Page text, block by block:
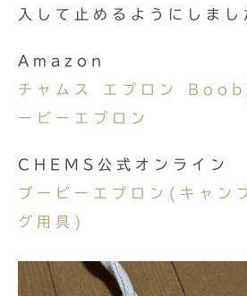
入して止めるようにしまし
Amazon
チャムス エプロン
ービーエプロン
CHEMS公式オンライン
ブービーエプロン(キャン
グ用具)